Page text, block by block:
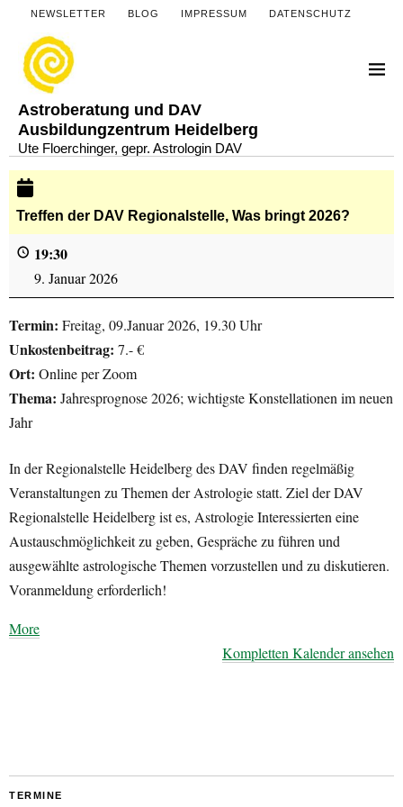
NEWSLETTER BLOG IMPRESSUM DATENSCHUTZ
Astroberatung und DAV
Ausbildungzentrum Heidelberg
Ute Floerchinger, gepr. Astrologin DAV
Treffen der DAV Regionalstelle, Was bringt 2026?
19:30
9. Januar 2026
Termin: Freitag, 09.Januar 2026, 19.30 Uhr
Unkostenbeitrag: 7.- €
Ort: Online per Zoom
Thema: Jahresprognose 2026; wichtigste Konstellationen im neuen
Jahr
In der Regionalstelle Heidelberg des DAV finden regelmäßig
Veranstaltungen zu Themen der Astrologie statt. Ziel der DAV
Regionalstelle Heidelberg ist es, Astrologie Interessierten eine
Austauschmöglichkeit zu geben, Gespräche zu führen und
ausgewählte astrologische Themen vorzustellen und zu diskutieren.
Voranmeldung erforderlich!
More
Kompletten Kalender ansehen
TERMINE